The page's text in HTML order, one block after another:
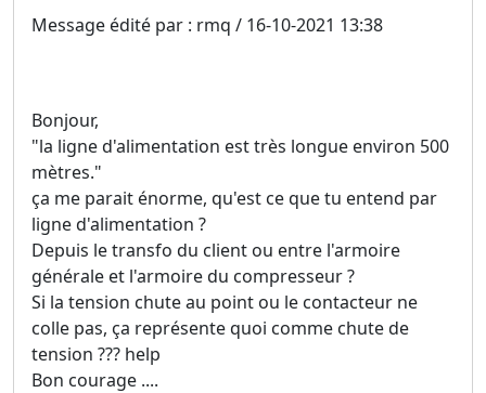
Message édité par : rmq / 16-10-2021 13:38
Bonjour,
"la ligne d'alimentation est très longue environ 500
mètres."
ça me parait énorme, qu'est ce que tu entend par
ligne d'alimentation ?
Depuis le transfo du client ou entre l'armoire
générale et l'armoire du compresseur ?
Si la tension chute au point ou le contacteur ne
colle pas, ça représente quoi comme chute de
tension ??? help
Bon courage ....